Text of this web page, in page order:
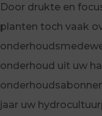
Door drukte en
planten toch vaak
onderhoud uit uw
jaar uw